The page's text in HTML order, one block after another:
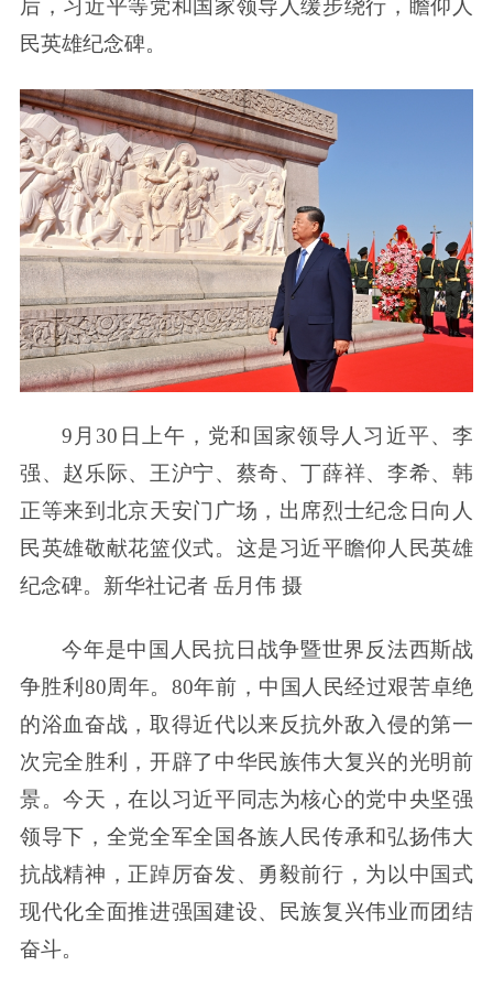
后，习近平等党和国家领导人缓步绕行，瞻仰人
民英雄纪念碑。
9月30日上午，党和国家领导人习近平、李
强、赵乐际、王沪宁、蔡奇、丁薛祥、李希、韩
正等来到北京天安门广场，出席烈士纪念日向人
民英雄敬献花篮仪式。这是习近平瞻仰人民英雄
纪念碑。新华社记者 岳月伟 摄
今年是中国人民抗日战争暨世界反法西斯战
争胜利80周年。80年前，中国人民经过艰苦卓绝
的浴血奋战，取得近代以来反抗外敌入侵的第一
次完全胜利，开辟了中华民族伟大复兴的光明前
景。今天，在以习近平同志为核心的党中央坚强
领导下，全党全军全国各族人民传承和弘扬伟大
抗战精神，正踔厉奋发、勇毅前行，为以中国式
现代化全面推进强国建设、民族复兴伟业而团结
奋斗。